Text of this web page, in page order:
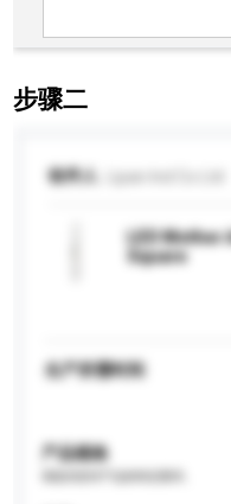
步骤二
收件人
LED Mother
Square
生产所需时间
产品规格